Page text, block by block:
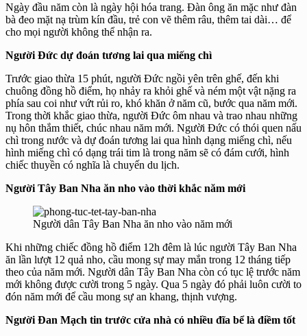
Ngày đầu năm còn là ngày hội hóa trang. Đàn ông ăn mặc như đàn
bà đeo mặt nạ trùm kín đầu, trẻ con vẽ thêm râu, thêm tai dài… để
cho mọi người không thể nhận ra.
Người Đức dự đoán tương lai qua miếng chì
Trước giao thừa 15 phút, người Đức ngồi yên trên ghế, đến khi
chuông đồng hồ điểm, họ nhảy ra khỏi ghế và ném một vật nặng ra
phía sau coi như vứt rủi ro, khó khăn ở năm cũ, bước qua năm mới.
Trong thời khắc giao thừa, người Đức ôm nhau và trao nhau những
nụ hôn thắm thiết, chúc nhau năm mới. Người Đức có thói quen nấu
chì trong nước và dự đoán tương lai qua hình dạng miếng chì, nếu
hình miếng chì có dạng trái tim là trong năm sẽ có đám cưới, hình
chiếc thuyền có nghĩa là chuyến du lịch.
Người Tây Ban Nha ăn nho vào thời khắc năm mới
Người dân Tây Ban Nha ăn nho vào năm mới
Khi những chiếc đồng hồ điểm 12h đêm là lúc người Tây Ban Nha
ăn lần lượt 12 quả nho, cầu mong sự may mắn trong 12 tháng tiếp
theo của năm mới. Người dân Tây Ban Nha còn có tục lệ trước năm
mới không được cười trong 5 ngày. Qua 5 ngày đó phải luôn cười to
đón năm mới để cầu mong sự an khang, thịnh vượng.
Người Đan Mạch tin trước cửa nhà có nhiều đĩa bể là điềm tốt